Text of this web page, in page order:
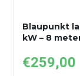
Blaupunkt
kW – 8
€259,00